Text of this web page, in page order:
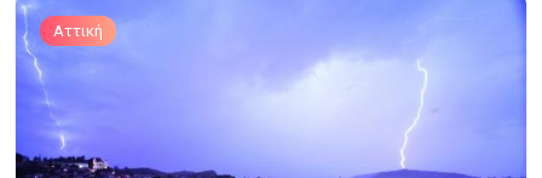
Αττική